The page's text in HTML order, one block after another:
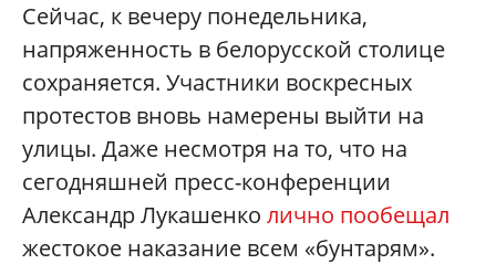
Сейчас, к вечеру понедельника,
напряженность в белорусской столице
сохраняется. Участники воскресных
протестов вновь намерены выйти на
улицы. Даже несмотря на то, что на
сегодняшней пресс-конференции
Александр Лукашенко лично пообещал
жестокое наказание всем «бунтарям».